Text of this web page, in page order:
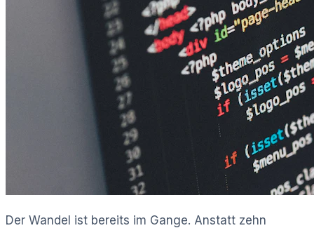
Der Wandel ist bereits im Gange. Anstatt zehn